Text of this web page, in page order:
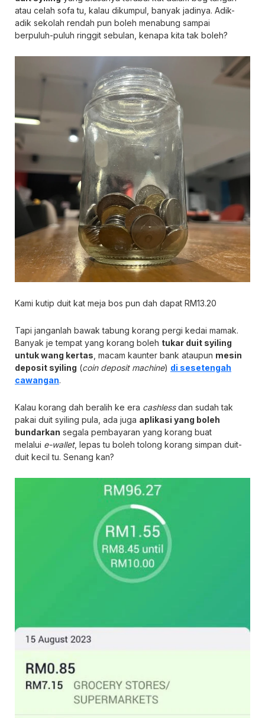
atau celah sofa tu, kalau dikumpul, banyak jadinya. Adik-
adik sekolah rendah pun boleh menabung sampai
berpuluh-puluh ringgit sebulan, kenapa kita tak boleh?
Kami kutip duit kat meja bos pun dah dapat RM13.20
Tapi janganlah bawak tabung korang pergi kedai mamak.
Banyak je tempat yang korang boleh tukar duit syiling
untuk wang kertas , macam kaunter bank ataupun mesin
deposit syiling (coin deposit machine) di sesetengah
cawangan.
Kalau korang dah beralih ke era cashlessdan sudah tak
pakai duit syiling pula, ada juga aplikasi yang boleh
bundarkan segala pembayaran yang korang buat
melalui e-wallet, lepas tu boleh tolong korang simpan duit-
duit kecil tu. Senang kan?